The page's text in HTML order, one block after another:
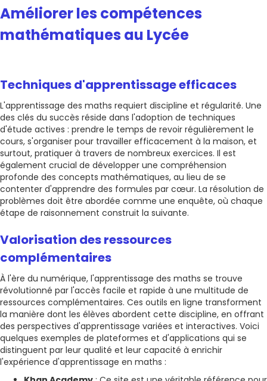
Améliorer les compétences
mathématiques au Lycée
Techniques d'apprentissage efficaces
L'apprentissage des maths requiert discipline et régularité. Une
des clés du succès réside dans l'adoption de techniques
d'étude actives : prendre le temps de revoir régulièrement le
cours, s'organiser pour travailler efficacement à la maison, et
surtout, pratiquer à travers de nombreux exercices. Il est
également crucial de développer une compréhension
profonde des concepts mathématiques, au lieu de se
contenter d'apprendre des formules par cœur. La résolution de
problèmes doit être abordée comme une enquête, où chaque
étape de raisonnement construit la suivante.
Valorisation des ressources
complémentaires
À l'ère du numérique, l'apprentissage des maths se trouve
révolutionné par l'accès facile et rapide à une multitude de
ressources complémentaires. Ces outils en ligne transforment
la manière dont les élèves abordent cette discipline, en offrant
des perspectives d'apprentissage variées et interactives. Voici
quelques exemples de plateformes et d'applications qui se
distinguent par leur qualité et leur capacité à enrichir
l'expérience d'apprentissage en maths :